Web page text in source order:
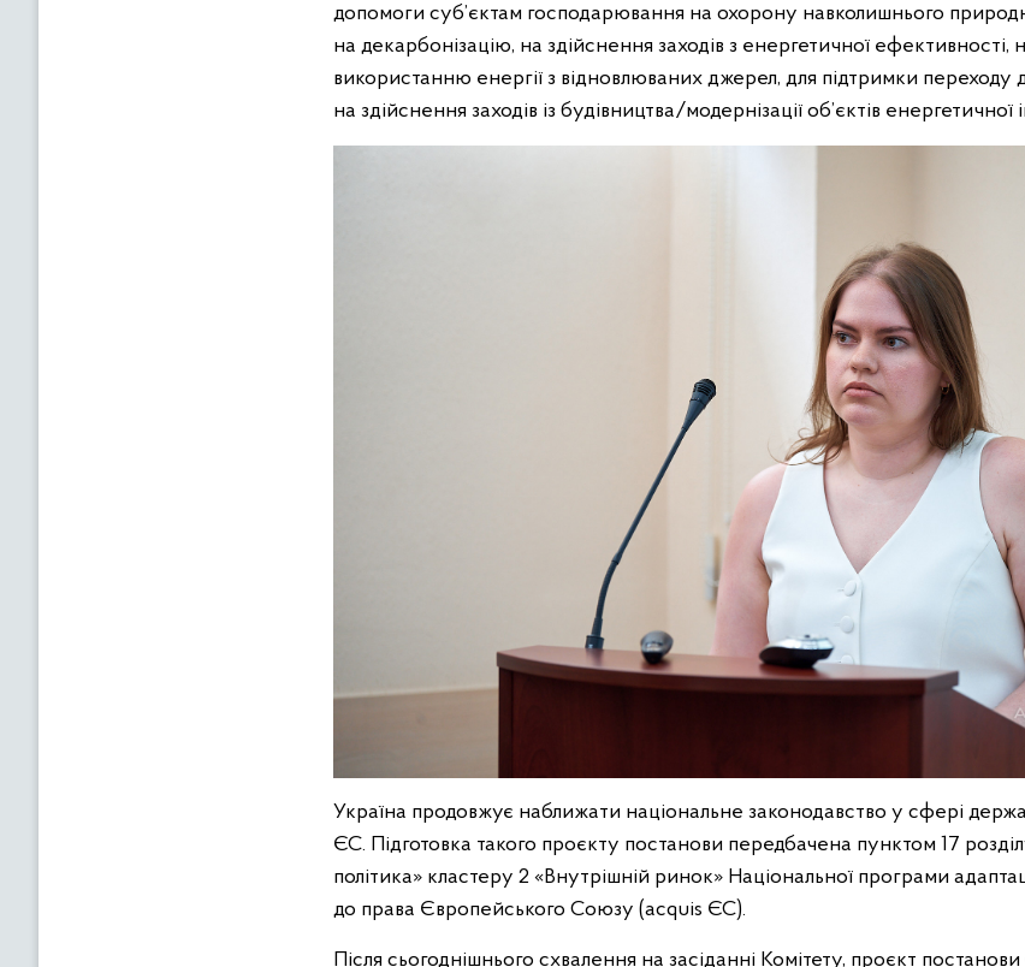
допомоги суб’єктам господарювання на охорону навколишнього
на декарбонізацію, на здійснення заходів з енергетичної
використанню енергії з відновлюваних джерел, для підтримки переходу
на здійснення заходів із будівництва/модернізації об’єктів
Україна продовжує наближати національне законодавство у сфері
ЄС. Підготовка такого проєкту постанови передбачена пунктом 17
політика» кластеру 2 «Внутрішній ринок» Національної програми
до права Європейського Союзу (acquis ЄС).
Після сьогоднішнього схвалення на засіданні Комітету, проєкт